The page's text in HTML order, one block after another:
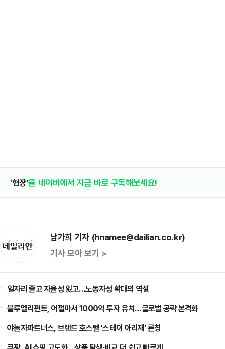
'현장'을 네이버에서 지금 바로 구독해보세요!
남가희 기자 (hnamee@dailian.co.kr)
기사 모아 보기 >
일자리 줄고 자율성 잃고…노동자성 확대의 역설
블루엘리펀트, 어펄마서 1000억 투자 유치…글로벌 공략 본격화
야놀자파트너스, 브랜드 호스텔 '스테이 아리재' 론칭